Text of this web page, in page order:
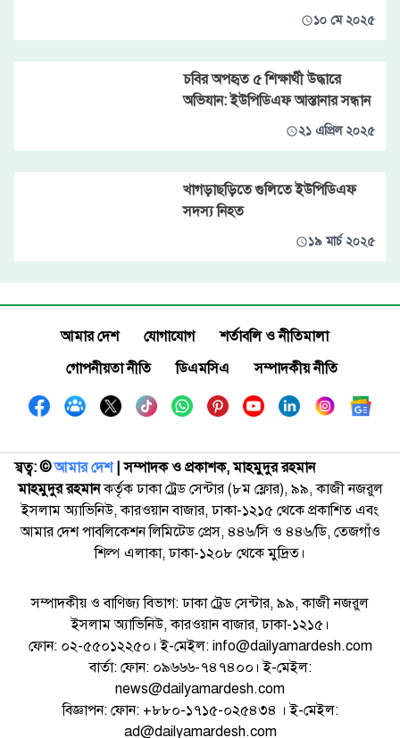
১০ মে ২০২৫
চবির অপহৃত ৫ শিক্ষার্থী উদ্ধারে
অভিযান: ইউপিডিএফ আস্তানার সন্ধান
২১ এপ্রিল ২০২৫
খাগড়াছড়িতে গুলিতে ইউপিডিএফ
সদস্য নিহত
১৯ মার্চ ২০২৫
আমার দেশ যোগাযোগ
শর্তাবলি ও নীতিমালা
গোপনীয়তা নীতি
ডিএমসিএ সম্পাদকীয় নীতি
স্বত্ব: ©️আমার দেশ| সম্পাদক ও প্রকাশক, মাহমুদুর রহমান
মাহমুদুর রহমানকর্তৃক ঢাকা ট্রেড সেন্টার (৮ম ফ্লোর), ৯৯, কাজী নজরুল
ইসলাম অ্যাভিনিউ, কারওয়ান বাজার, ঢাকা-১২১৫ থেকে প্রকাশিত এবং
আমার দেশ পাবলিকেশন লিমিটেড প্রেস, ৪৪৬/সি ও ৪৪৬/ডি, তেজগাঁও
শিল্প এলাকা, ঢাকা-১২০৮ থেকে মুদ্রিত।
সম্পাদকীয় ও বাণিজ্য বিভাগ: ঢাকা ট্রেড সেন্টার, ৯৯, কাজী নজরুল
ইসলাম অ্যাভিনিউ, কারওয়ান বাজার, ঢাকা-১২১৫।
ফোন: ০২-৫৫০১২২৫০। ই-মেইল: info@dailyamardesh.com
বার্তা: ফোন: ০৯৬৬৬-৭৪৭৪০০। ই-মেইল:
news@dailyamardesh.com
বিজ্ঞাপন: ফোন: +৮৮০-১৭১৫-০২৫৪৩৪ । ই-মেইল:
ad@dailyamardesh.com